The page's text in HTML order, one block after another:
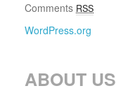
Comments RSS
WordPress.org
ABOUT US